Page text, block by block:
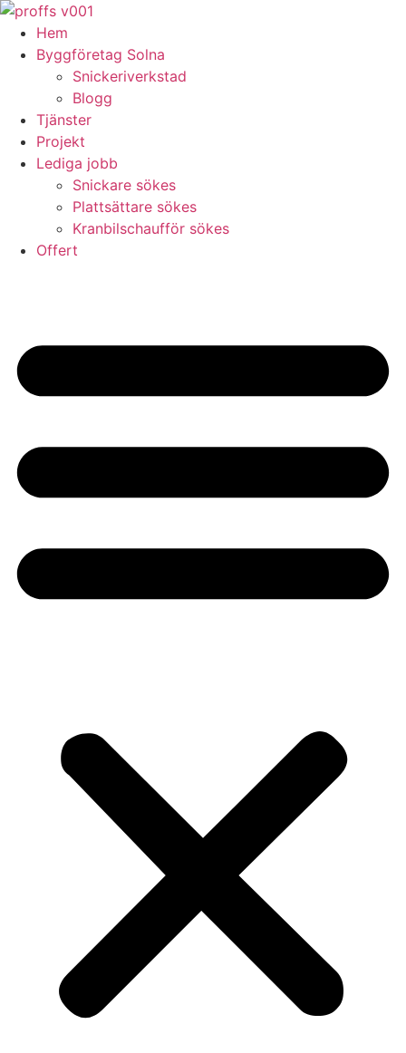
Skip
content
Hem
Byggföretag Solna
Snickeriverkstad
Blogg
Tjänster
Projekt
Lediga jobb
Snickare sökes
Plattsättare sökes
Kranbilschaufför sökes
Offert